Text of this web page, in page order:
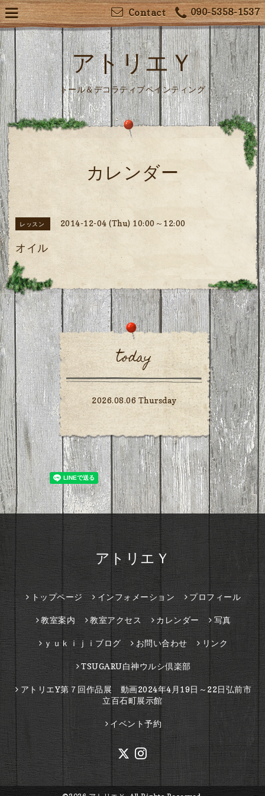
090-5358-1537
Contact
アトリエＹ
トール＆デコラティブペインティング
カレンダー
レッスン 2014-12-04 (Thu) 10:00～12:00
オイル
today
2026.08.06 Thursday
アトリエＹ
トップページ インフォメーション プロフィール
教室案内 教室アクセス カレンダー 写真
ｙｕｋｉｊｉブログ お問い合わせ リンク
TSUGARU白神ウルシ倶楽部
アトリエY第７回作品展 動画2024年4月19日～22日弘前市
立百石町展示館
イベント予約